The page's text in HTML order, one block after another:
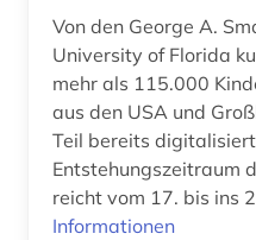
geschichte 1650 (1)
Von den George A.
University of Florida
mehr als 115.000
aus den USA und
Teil bereits
Entstehungszeitraum
reicht vom 17. bis ins
Informationen